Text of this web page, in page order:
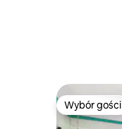
Wybór gości
Wybór gości